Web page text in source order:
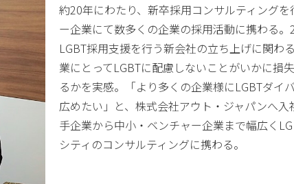
約20年にわたり、新卒採用コンサルティング
ー企業にて数多くの企業の採用活動に携わる
LGBT採用支援を行う新会社の立ち上げに関わ
業にとってLGBTに配慮しないことがいかに損
るかを実感。「より多くの企業様にLGBTダイ
広めたい」と、株式会社アウト・ジャパンへ入
手企業から中小・ベンチャー企業まで幅広く
シティのコンサルティングに携わる。